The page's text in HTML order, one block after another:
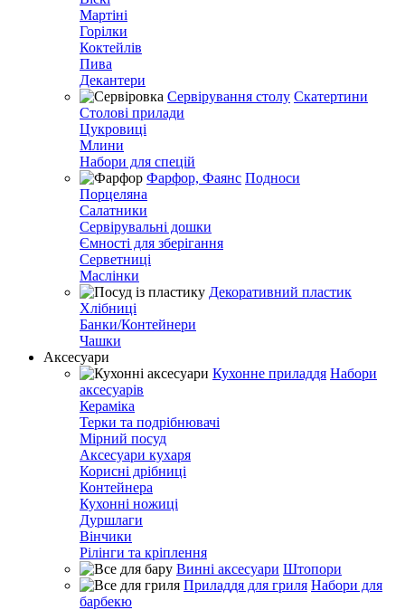
Мартіні
Горілки
Коктейлів
Пива
Декантери
Сервірування столу Скатертини
Столові прилади
Цукровиці
Млини
Набори для спецій
Фарфор, Фаянс Подноси
Порцеляна
Салатники
Сервірувальні дошки
Ємності для зберігання
Серветниці
Маслінки
Декоративний пластик
Хлібниці
Банки/Контейнери
Чашки
Аксесуари
Кухонне приладдя Набори
аксесуарів
Кераміка
Терки та подрібнювачі
Мірний посуд
Аксесуари кухаря
Корисні дрібниці
Контейнера
Кухонні ножиці
Дуршлаги
Вінчики
Рілінги та кріплення
Винні аксесуари Штопори
Приладдя для гриля Набори для
барбекю